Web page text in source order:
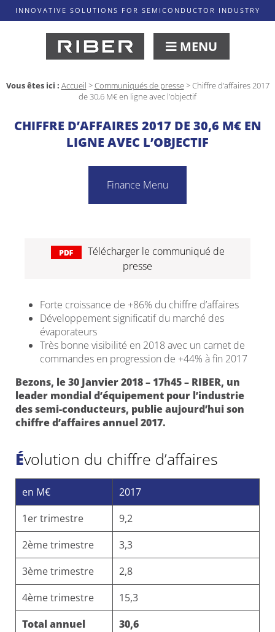
INNOVATIVE SOLUTIONS FOR SEMICONDUCTOR INDUSTRY
MENU
Vous êtes ici : Accueil >Communiqués de presse>Chiffre d’affaires 2017
de 30,6 M€ en ligne avec l’objectif
CHIFFRE D’AFFAIRES 2017 DE 30,6 M€ EN
LIGNE AVEC L’OBJECTIF
Finance Menu
Télécharger le communiqué de
presse
Forte croissance de +86% du chiffre d’affaires
Développement significatif du marché des
évaporateurs
Très bonne visibilité en 2018 avec un carnet de
commandes en progression de +44% à fin 2017
Bezons, le 30 Janvier 2018 – 17h45 – RIBER, un
leader mondial d’équipement pour l’industrie
des semi-conducteurs, publie aujourd’hui son
chiffre d’affaires annuel 2017.
Évolution du chiffre d’affaires
en M€
2017
1er trimestre
9,2
2ème trimestre
3,3
3ème trimestre
2,8
4ème trimestre
15,3
Total annuel
30,6